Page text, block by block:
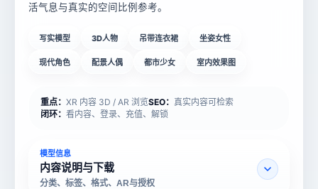
活气息与真实的空间比例参考。
写实模型 3D人物 吊带连衣裙 坐姿女性
现代角色 配景人偶 都市少女 室内效果图
重点： XR 内容 3D / AR 浏览SEO： 真实内容可检索
闭环： 看内容、登录、充值、解锁
模型信息
内容说明与下载
分类、标签、格式、AR与授权